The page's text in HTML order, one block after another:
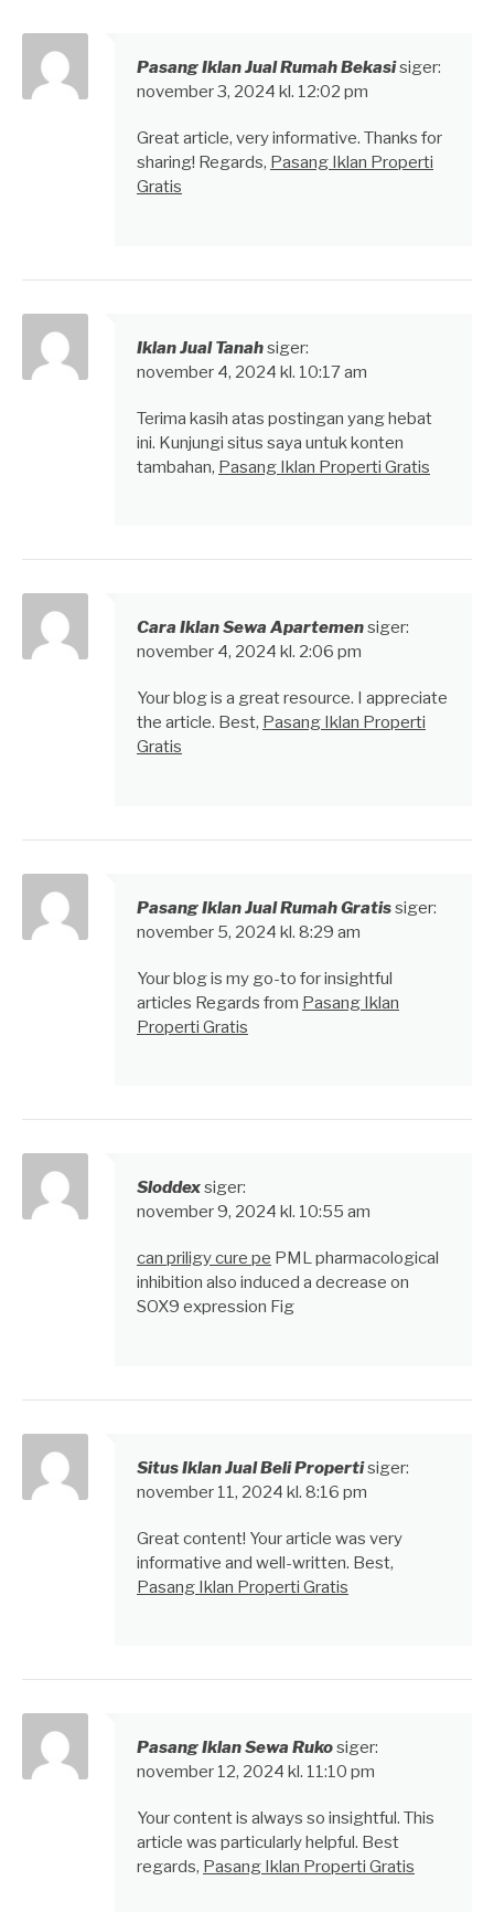
Pasang Iklan Jual Rumah Bekasisiger:
november 3, 2024 kl. 12:02 pm
Great article, very informative. Thanks for
sharing! Regards, Pasang Iklan Properti
Gratis
Iklan Jual Tanahsiger:
november 4, 2024 kl. 10:17 am
Terima kasih atas postingan yang hebat
ini. Kunjungi situs saya untuk konten
tambahan, Pasang Iklan Properti Gratis
Cara Iklan Sewa Apartemensiger:
november 4, 2024 kl. 2:06 pm
Your blog is a great resource. I appreciate
the article. Best, Pasang Iklan Properti
Gratis
Pasang Iklan Jual Rumah Gratissiger:
november 5, 2024 kl. 8:29 am
Your blog is my go-to for insightful
articles Regards from Pasang Iklan
Properti Gratis
Sloddexsiger:
november 9, 2024 kl. 10:55 am
can priligy cure pe PML pharmacological
inhibition also induced a decrease on
SOX9 expression Fig
Situs Iklan Jual Beli Propertisiger:
november 11, 2024 kl. 8:16 pm
Great content! Your article was very
informative and well-written. Best,
Pasang Iklan Properti Gratis
Pasang Iklan Sewa Rukosiger:
november 12, 2024 kl. 11:10 pm
Your content is always so insightful. This
article was particularly helpful. Best
regards, Pasang Iklan Properti Gratis